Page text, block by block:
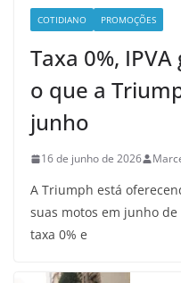
COTIDIANO PROMOÇÕES
Taxa 0%,
o que a
junho
16 de junho de 2026
A Triumph está
suas motos em junho
taxa 0% e